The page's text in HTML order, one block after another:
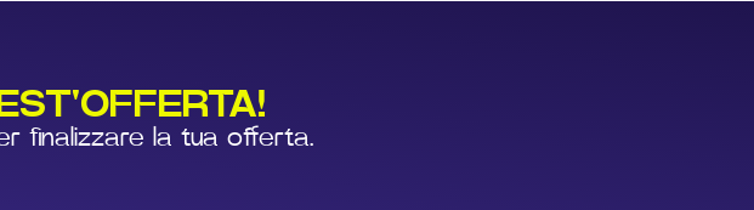
finalizzare la tua offerta.